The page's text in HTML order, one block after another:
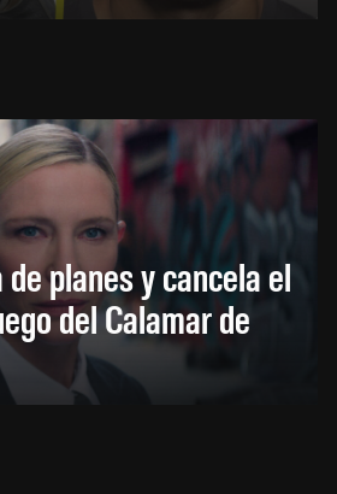
planes y cancela el
del Calamar de